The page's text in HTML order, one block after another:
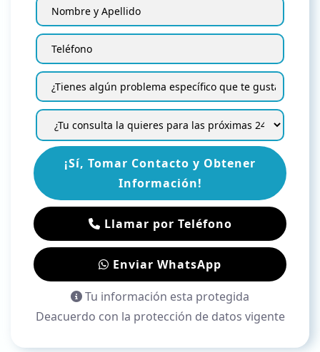
¡Sí, Tomar Contacto y Obtener
Información!
Llamar por Teléfono
Enviar WhatsApp
Tu información esta protegida
Deacuerdo con la protección de datos vigente